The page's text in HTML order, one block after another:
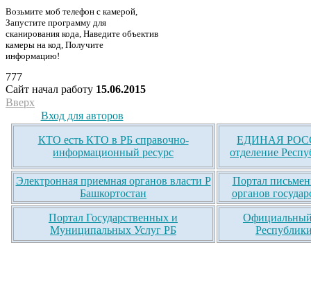
Возьмите моб телефон с камерой,
Запустите программу для
сканирования кода, Наведите объектив
камеры на код, Получите
информацию!
777
Сайт начал работу 15.06.2015
Вверх
Вход для авторов
КТО есть КТО в РБ справочно-
информационный ресурс
ЕДИНАЯ
отделение
Электронная приемная органов власти Р
Башкортостан
Портал
органов
Портал Государственных и
Муниципальных Услуг РБ
Официальный